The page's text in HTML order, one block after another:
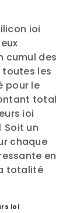
ioi
cumul des
les
pour le
total
ioi
Soit un
chaque
en
totalité
ioi